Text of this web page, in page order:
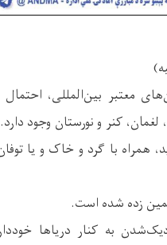
معتبر بین‌المللی، احتمال
لغمان، کنر و نورستان وجود
همراه با گرد و خاک و یا
به کنار دریاها